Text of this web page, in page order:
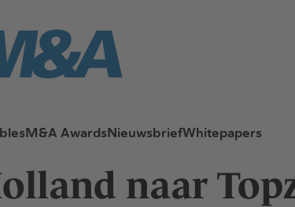
M&A AwardsNieuwsbriefWhitepapers
naar